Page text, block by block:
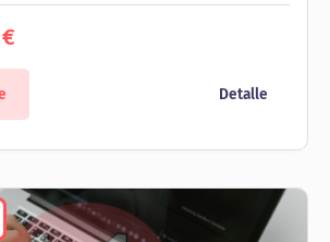
€El
actual
Detalle